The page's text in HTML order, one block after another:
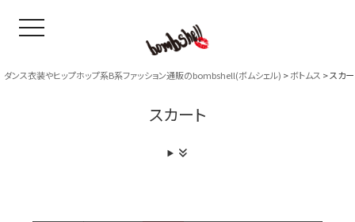
toggle navigation
ダンス衣装やヒップホップ系B系ファッション通販のbombshell(ボムシェル) ボトムス スカー
スカート